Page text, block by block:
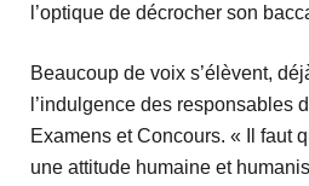
l’optique de décrocher son
Beaucoup de voix s’élèvent,
l’indulgence des responsables
Examens et Concours. « Il faut
une attitude humaine et